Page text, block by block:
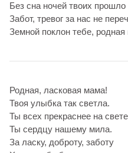
Без сна ночей твоих
Забот, тревог за нас не
Земной поклон тебе,
Родная, ласковая мама!
Твоя улыбка так светла.
Ты всех прекраснее на
Ты сердцу нашему мила.
За ласку, доброту, заботу